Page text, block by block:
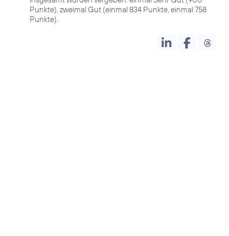
Punkte), zweimal Gut (einmal 834 Punkte, einmal 758
Punkte).